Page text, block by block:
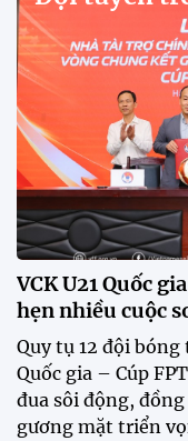
HLV Kim Sang-
tung đội hình
tới chiến thắng để
Cup 2026.
CĐV vượt gần
tuyển Việt Nam
Tuyển Việt Nam
ASEAN Cup
Đội tuyển Việt
nồng nhiệt khi